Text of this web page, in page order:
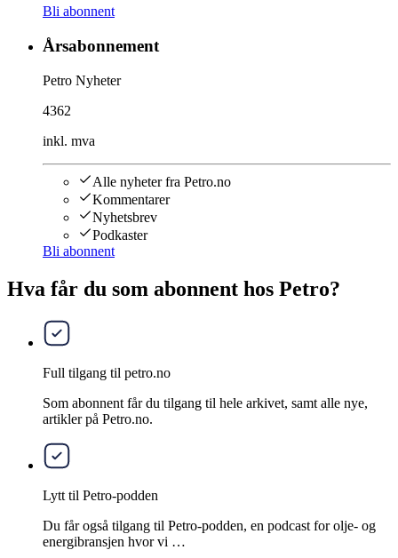
Bli abonnent
Årsabonnement
Petro Nyheter
4362
inkl. mva
Alle nyheter fra Petro.no
Kommentarer
Nyhetsbrev
Podkaster
Bli abonnent
Hva får du som abonnent hos Petro?
Full tilgang til petro.no
Som abonnent får du tilgang til hele arkivet, samt alle nye,
artikler på Petro.no.
Lytt til Petro-podden
Du får også tilgang til Petro-podden, en podcast for olje- og
energibransjen hvor vi …